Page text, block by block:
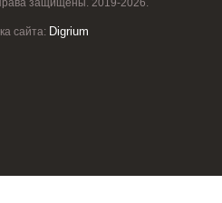
защищены. 2019-2026.
сайта: Digrium